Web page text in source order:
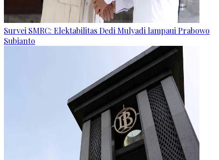
Survei SMRC: Elektabilitas Dedi Mulyadi lampaui Prabowo
Subianto